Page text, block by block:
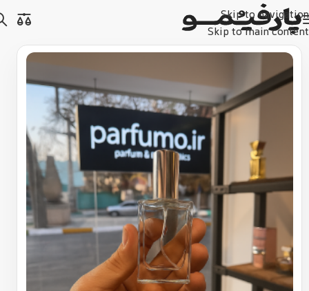
Skip to navigation
Skip to main content